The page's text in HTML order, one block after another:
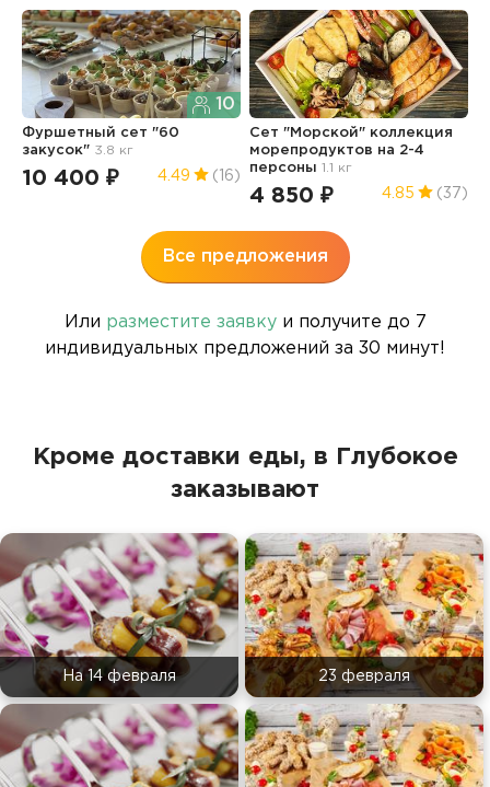
10
Фуршетный сет "60
закусок" 3.8 кг
10 400 ₽ 4.49 (16)
Сет "Морской" коллекция
морепродуктов на 2-4
персоны1.1 кг
4 850 ₽ 4.85 (37)
Все предложения
Или разместите заявкуи получите до 7
индивидуальных предложений за 30 минут!
Кроме доставки еды, в Глубокое
заказывают
На 14 февраля 23 февраля